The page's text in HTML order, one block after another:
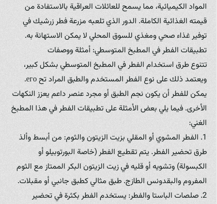
المواد الكيميائية، مما يسمح للعائلات العراقية بالاستفادة من
قيمته الغذائية الكاملة. الدور الذي تلعبه مزرعة فطر زرشيك في
توفير غذاء صحي ومغذي للسوق المحلي لا يمكن الاستهانة به.
تطبيقات الفطر في المطبخ المتوسطي: أمثلة ووصفات
تتنوع طرق استخدام الفطر في المطبخ المتوسطي بشكل كبير،
ويعتمد ذلك على نوع الفطر المستخدم والطبق المراد تح его.
يمكن للفطر أن يكون نجم الطبق أو مجرد عنصر داعم يعزز النكهات
الأخرى. فيما يلي بعض الأمثلة على تطبيقات الفطر في هذا المطبخ
الغني:
1. الفطر المشوي أو المقلي بزيت الزيتون والثوم: من أبسط وألذ
طرق تحضير الفطر. يتم تقطيع الفطر (خاصة البورتوبيلو أو
الكبسولة) وتشويه أو قليه في زيت الزيتون البكر الممتاز مع الثوم
المفروم والبقدونس الطازج. طبق مثالي كطبق جانبي أو مقبلات.
2. صلصات الباستا والفطر: يستخدم الفطر بكثرة في تحضير